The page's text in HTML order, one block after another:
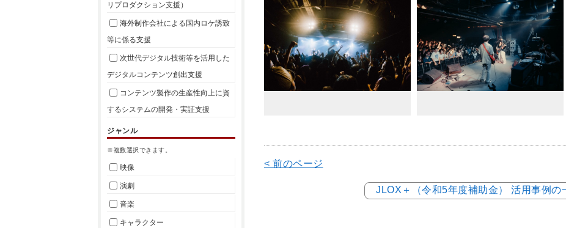
< 前のページ
JLOX＋（令和5年度補助金） 活用事例の
リプロダクション支援）
海外制作会社による国内ロケ誘致
等に係る支援
次世代デジタル技術等を活用した
デジタルコンテンツ創出支援
コンテンツ製作の生産性向上に資
するシステムの開発・実証支援
ジャンル
※複数選択できます。
映像
演劇
音楽
キャラクター